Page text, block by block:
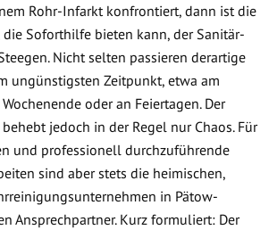
Rohr-Infarkt konfrontiert, dann ist die
Soforthilfe bieten kann, der Sanitär-
Nicht selten passieren derartige
ungünstigsten Zeitpunkt, etwa am
oder an Feiertagen. Der
jedoch in der Regel nur Chaos. Für
und professionell durchzuführende
sind aber stets die heimischen,
in Pätow-
Ansprechpartner. Kurz formuliert: Der